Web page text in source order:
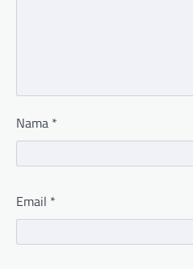
Nama *
Email *